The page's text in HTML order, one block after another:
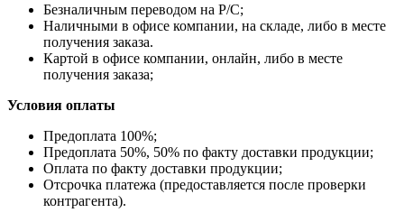
Безналичным переводом на Р/С;
Наличными в офисе компании, на складе, либо в месте
получения заказа.
Картой в офисе компании, онлайн, либо в месте
получения заказа;
Условия оплаты
Предоплата 100%;
Предоплата 50%, 50% по факту доставки продукции;
Оплата по факту доставки продукции;
Отсрочка платежа (предоставляется после проверки
контрагента).